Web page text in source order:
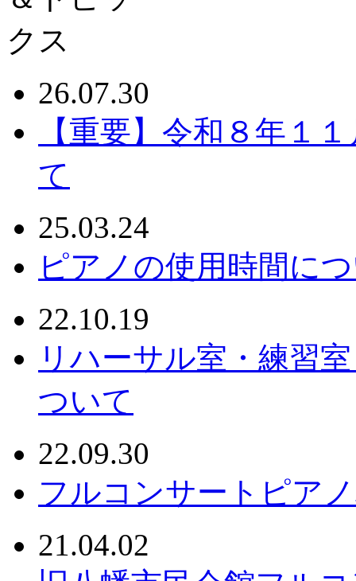
26.07.30
【重要】令和８年１
て
25.03.24
ピアノの使用時間に
22.10.19
リハーサル室・練習
ついて
22.09.30
フルコンサートピア
21.04.02